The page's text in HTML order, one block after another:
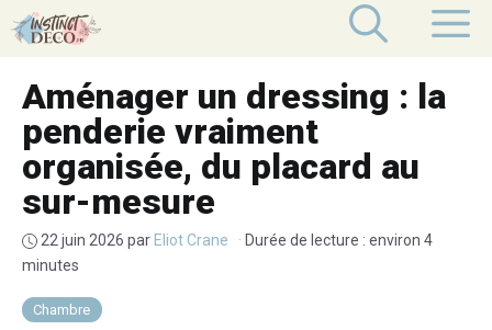
Aller
au
Chambre
Aménager un dressing : la
penderie vraiment
organisée, du placard au
sur-mesure
22 juin 2026 par Eliot Crane · Durée de lecture : environ 4
minutes